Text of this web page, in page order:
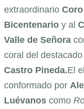
extraordinario
Bicentenario y al
Valle de Señora
coral del
Castro Pineda.El
conformado por
Luévanos como